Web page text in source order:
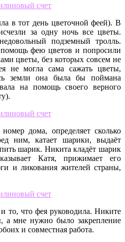
в тот день цветочной феей). В
за одну ночь все цветы.
подземный тролль.
фею цветов и попросили
цветы, без которых совсем не
не могла сама сажать цветы,
земли она была бы поймана
на помощь своего верного
дома, определяет сколько
ним, катает шарики, выдаёт
шарик. Никита кладёт шарик
Катя, прижимает его
и ликования жителей страны,
то, что фея руководила. Никите
а мне нужно было закрепление
и совместная работа.